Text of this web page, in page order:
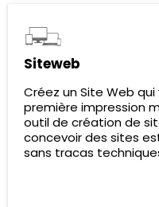
Siteweb
Créez un Site Web
première impression
outil de création de
concevoir des sites
sans tracas